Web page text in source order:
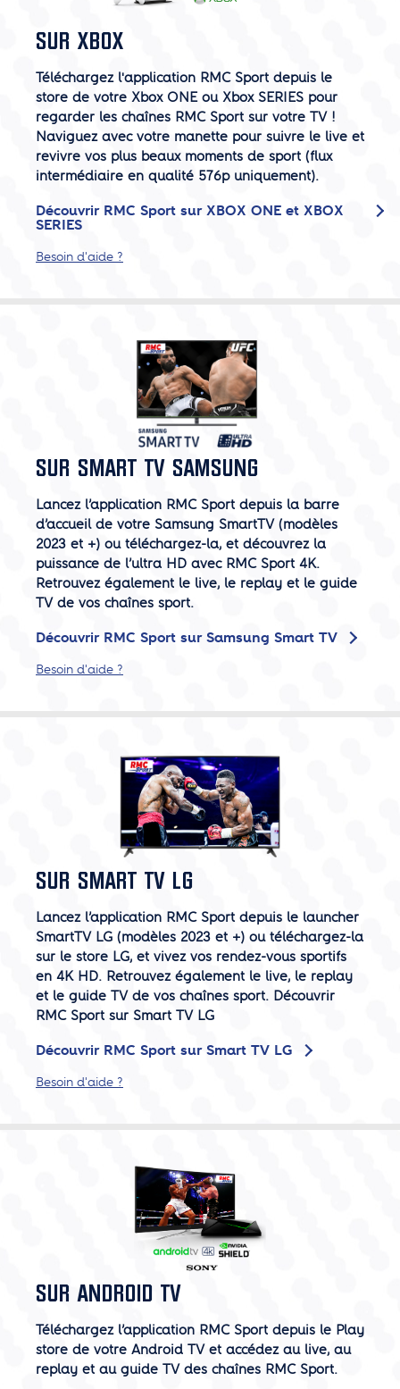
SUR XBOX
Téléchargez l'application RMC Sport depuis le
store de votre Xbox ONE ou Xbox SERIES pour
regarder les chaînes RMC Sport sur votre TV !
Naviguez avec votre manette pour suivre le live et
revivre vos plus beaux moments de sport (flux
intermédiaire en qualité 576p uniquement).
Découvrir RMC Sport sur XBOX ONE et XBOX
SERIES
Besoin d'aide ?
SUR SMART TV SAMSUNG
Lancez l’application RMC Sport depuis la barre
d’accueil de votre Samsung SmartTV (modèles
2023 et +) ou téléchargez-la, et découvrez la
puissance de l’ultra HD avec RMC Sport 4K.
Retrouvez également le live, le replay et le guide
TV de vos chaînes sport.
Découvrir RMC Sport sur Samsung Smart TV
Besoin d'aide ?
SUR SMART TV LG
Lancez l’application RMC Sport depuis le launcher
SmartTV LG (modèles 2023 et +) ou téléchargez-la
sur le store LG, et vivez vos rendez-vous sportifs
en 4K HD. Retrouvez également le live, le replay
et le guide TV de vos chaînes sport. Découvrir
RMC Sport sur Smart TV LG
Découvrir RMC Sport sur Smart TV LG
Besoin d'aide ?
SUR ANDROID TV
Téléchargez l’application RMC Sport depuis le Play
store de votre Android TV et accédez au live, au
replay et au guide TV des chaînes RMC Sport.